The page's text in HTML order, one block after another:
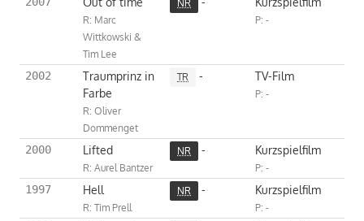
R: Marc
Wittkowski &
Tim Lee
NR
P: -
2002
Traumprinz in
Farbe
R: Oliver
Dommenget
TR - TV-Film
P: -
2000 Lifted
R: Aurel Bantzer
NR - Kurzspielfilm
P: -
1997 Hell
R: Tim Prell
NR - Kurzspielfilm
P: -